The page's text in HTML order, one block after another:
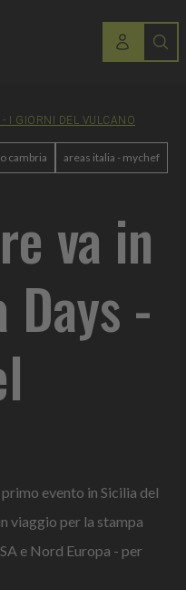
I GIORNI DEL VULCANO
cambria areas italia - mychef
va in
Days -
primo evento in Sicilia del
viaggio per la stampa
e Nord Europa - per